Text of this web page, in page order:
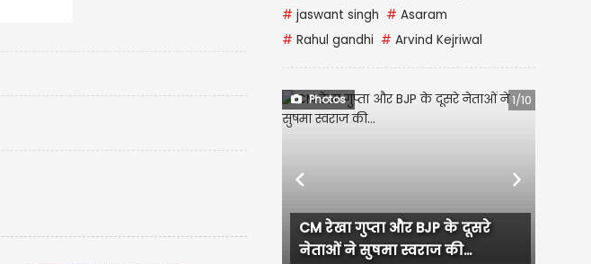
# jaswant singh # Asaram
# Rahul gandhi # Arvind Kejriwal
Photos 1/10
CM रेखा गुप्ता और BJP के दूसरे
नेताओं ने सुषमा स्वराज की...
CM रेखा गुप्ता का जन सेवा
जनता से सीधा संवाद, हर...
Previous Next